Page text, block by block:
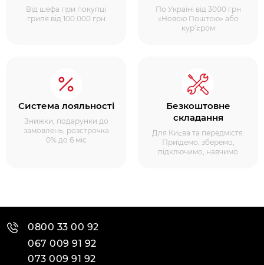
Від шефа при покупці
гриля від 100 000 грн
По Україні від 3000 грн
«Новою Поштою» або
кур’єром
Система лояльності
Знижки, подарунки до
замовлень, розстрочка
0% до 6 міс
Безкоштовне
складання
Для Києва та передмістя.
Приїдемо, зберемо,
підключимо, навчимо
0800 33 00 92
067 009 91 92
073 009 91 92